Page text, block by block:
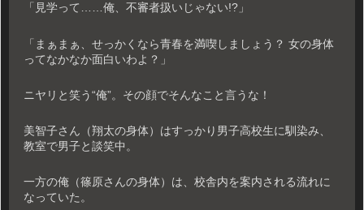
「見学って……俺、不審者扱いじゃない!?」
「まぁまぁ、せっかくなら青春を満喫しましょう？ 女の身体
ってなかなか面白いわよ？」
ニヤリと笑う“俺”。その顔でそんなこと言うな！
美智子さん（翔太の身体）はすっかり男子高校生に馴染み、
教室で男子と談笑中。
一方の俺（篠原さんの身体）は、校舎内を案内される流れに
なっていた。